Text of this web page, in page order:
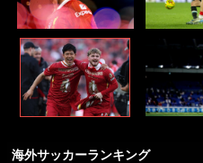
海外サッカーランキング